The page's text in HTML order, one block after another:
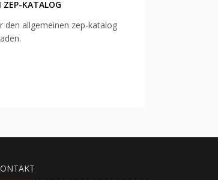
ZEP-KATALOG
den allgemeinen zep-katalog